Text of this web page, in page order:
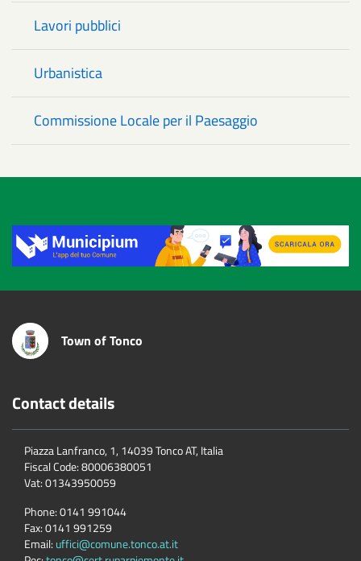
Lavori pubblici
Urbanistica
Commissione Locale per il Paesaggio
Title
Town of Tonco
Contact details
Piazza Lanfranco, 1, 14039 Tonco AT, Italia
Fiscal Code:80006380051
Vat:01343950059
Phone:0141 991044
Fax:0141 991259
Email: uffici@comune.tonco.at.it